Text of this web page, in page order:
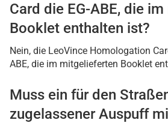
Card die EG-ABE, die
Booklet enthalten ist?
Nein, die LeoVince Homologation
ABE, die im mitgelieferten Booklet
Muss ein für den
zugelassener Auspuff